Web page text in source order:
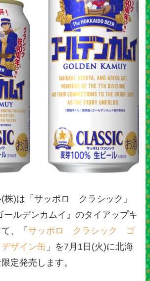
株)は「サッポロ クラシック」
ールデンカムイ』のタイアップキ
、「サッポロ クラシック ゴ
ザイン缶 」を7月1日(火)に北海
定発売します。